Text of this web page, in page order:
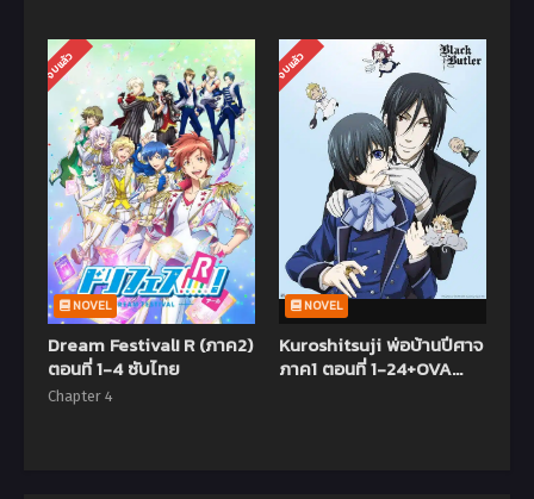
จบแล้ว
NOVEL
Dream Festival! R (ภาค2)
ตอนที่ 1-4 ซับไทย
Chapter 4
จบแล้ว
NOVEL
Kuroshitsuji พ่อบ้านปีศาจ
ภาค1 ตอนที่ 1-24+OVA